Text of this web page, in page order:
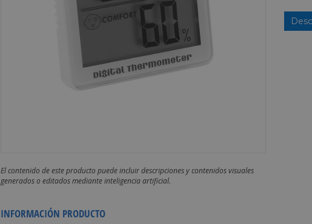
El contenido de este producto puede incluir descripciones y contenidos visuales
generados o editados mediante inteligencia artificial.
INFORMACIÓN PRODUCTO